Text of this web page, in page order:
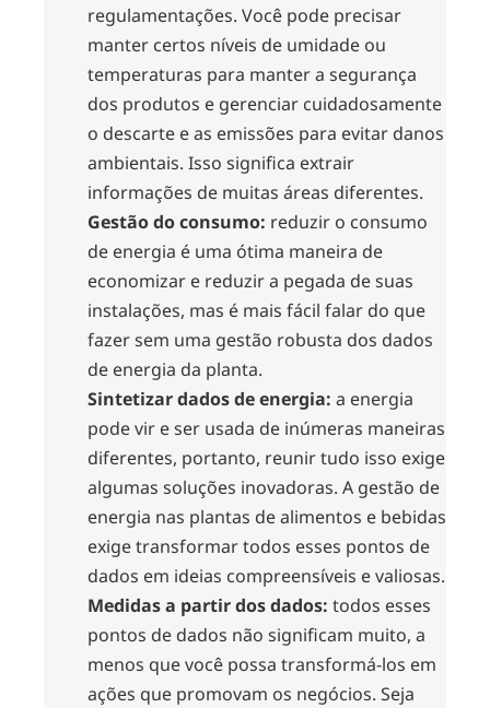
regulamentações. Você pode precisar
manter certos níveis de umidade ou
temperaturas para manter a segurança
dos produtos e gerenciar cuidadosamente
o descarte e as emissões para evitar danos
ambientais. Isso significa extrair
informações de muitas áreas diferentes.
Gestão do consumo: reduzir o consumo
de energia é uma ótima maneira de
economizar e reduzir a pegada de suas
instalações, mas é mais fácil falar do que
fazer sem uma gestão robusta dos dados
de energia da planta.
Sintetizar dados de energia: a energia
pode vir e ser usada de inúmeras maneiras
diferentes, portanto, reunir tudo isso exige
algumas soluções inovadoras. A gestão de
energia nas plantas de alimentos e bebidas
exige transformar todos esses pontos de
dados em ideias compreensíveis e valiosas.
Medidas a partir dos dados: todos esses
pontos de dados não significam muito, a
menos que você possa transformá-los em
ações que promovam os negócios. Seja